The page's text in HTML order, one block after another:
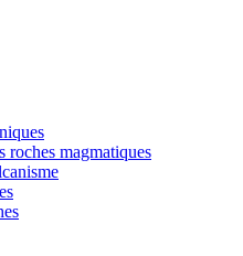
roches magmatiques